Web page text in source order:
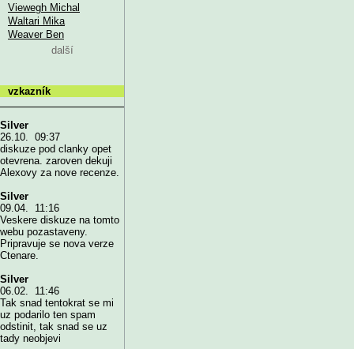
Viewegh Michal
Waltari Mika
Weaver Ben
další
vzkazník
Silver
26.10. 09:37
diskuze pod clanky opet
otevrena. zaroven dekuji
Alexovy za nove recenze.
Silver
09.04. 11:16
Veskere diskuze na tomto
webu pozastaveny.
Pripravuje se nova verze
Ctenare.
Silver
06.02. 11:46
Tak snad tentokrat se mi
uz podarilo ten spam
odstinit, tak snad se uz
tady neobjevi